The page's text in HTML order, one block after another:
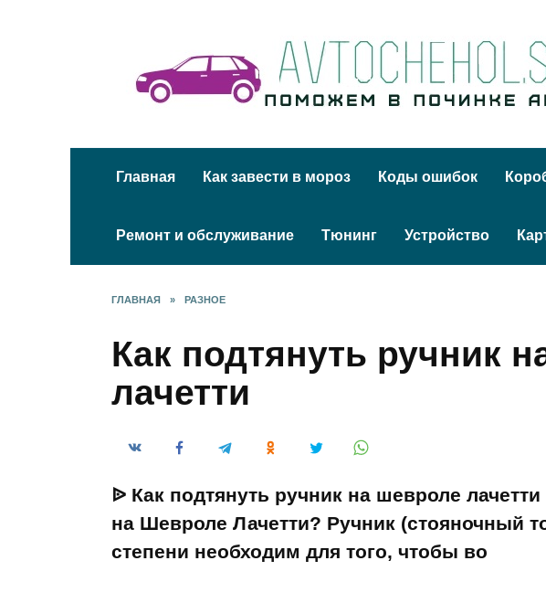
Главная Как завести в мороз Коды ошибок
Ремонт и обслуживание Тюнинг Устройство
ГЛАВНАЯ » РАЗНОЕ
Как подтянуть ручник
лачетти
ᐉ Как подтянуть ручник на шевроле
на Шевроле Лачетти? Ручник (стояночный
степени необходим для того, чтобы во